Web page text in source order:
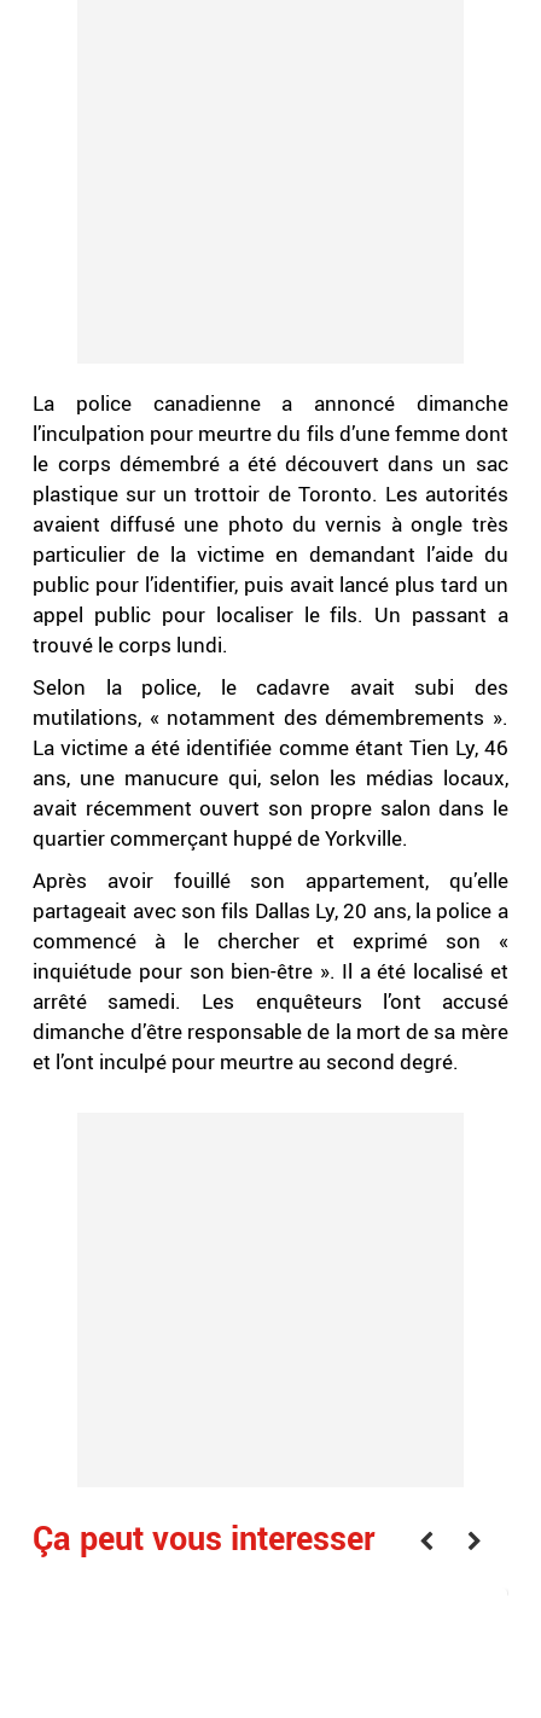
La police canadienne a annoncé dimanche
l’inculpation pour meurtre du fils d’une femme dont
le corps démembré a été découvert dans un sac
plastique sur un trottoir de Toronto. Les autorités
avaient diffusé une photo du vernis à ongle très
particulier de la victime en demandant l’aide du
public pour l’identifier, puis avait lancé plus tard un
appel public pour localiser le fils. Un passant a
trouvé le corps lundi.
Selon la police, le cadavre avait subi des
mutilations, « notamment des démembrements ».
La victime a été identifiée comme étant Tien Ly, 46
ans, une manucure qui, selon les médias locaux,
avait récemment ouvert son propre salon dans le
quartier commerçant huppé de Yorkville.
Après avoir fouillé son appartement, qu’elle
partageait avec son fils Dallas Ly, 20 ans, la police a
commencé à le chercher et exprimé son «
inquiétude pour son bien-être ». Il a été localisé et
arrêté samedi. Les enquêteurs l’ont accusé
dimanche d’être responsable de la mort de sa mère
et l’ont inculpé pour meurtre au second degré.
Ça peut vous interesser